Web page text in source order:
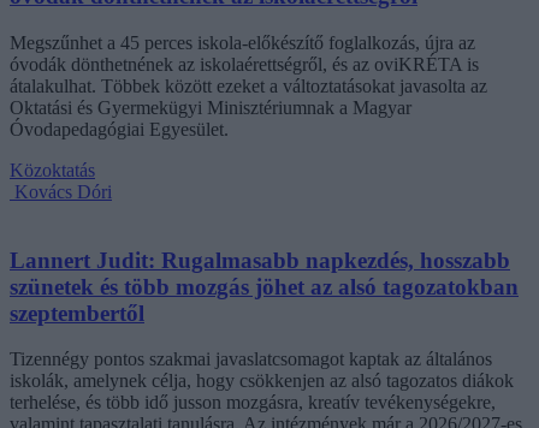
Megszűnhet a 45 perces iskola-előkészítő foglalkozás, újra az
óvodák dönthetnének az iskolaérettségről, és az oviKRÉTA is
átalakulhat. Többek között ezeket a változtatásokat javasolta az
Oktatási és Gyermekügyi Minisztériumnak a Magyar
Óvodapedagógiai Egyesület.
Közoktatás
Kovács Dóri
Lannert Judit: Rugalmasabb napkezdés, hosszabb
szünetek és több mozgás jöhet az alsó tagozatokban
szeptembertől
Tizennégy pontos szakmai javaslatcsomagot kaptak az általános
iskolák, amelynek célja, hogy csökkenjen az alsó tagozatos diákok
terhelése, és több idő jusson mozgásra, kreatív tevékenységekre,